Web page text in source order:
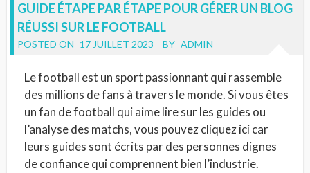
GUIDE ÉTAPE PAR ÉTAPE POUR GÉRER UN BLOG
RÉUSSI SUR LE FOOTBALL
POSTED ON 17 JUILLET 2023 BY ADMIN
Le football est un sport passionnant qui rassemble
des millions de fans à travers le monde. Si vous êtes
un fan de football qui aime lire sur les guides ou
l’analyse des matchs, vous pouvez cliquez ici car
leurs guides sont écrits par des personnes dignes
de confiance qui comprennent bien l’industrie.